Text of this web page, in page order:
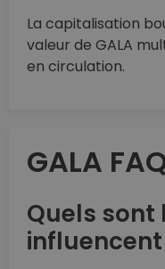
La capitalisation
valeur de GALA
en circulation.
GALA
Quels
influencent